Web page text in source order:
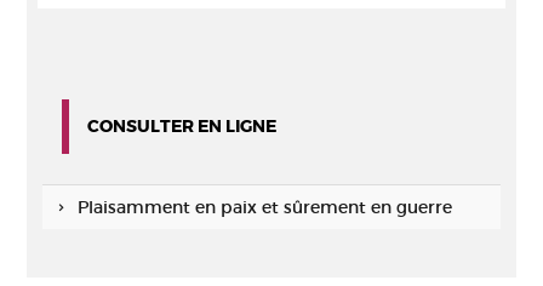
CONSULTER EN LIGNE
Plaisamment en paix et sûrement en guerre